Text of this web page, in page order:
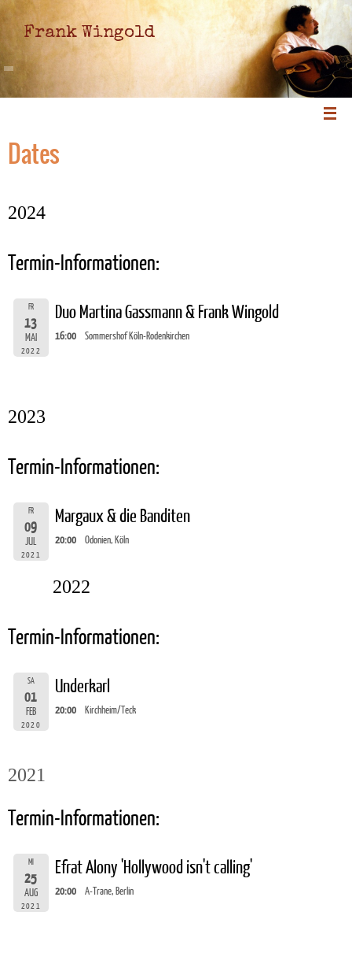
Frank Wingold
Dates
2024
Termin-Informationen:
FR
13
MAI
2022
Duo Martina Gassmann & Frank Wingold
16:00 Sommershof Köln-Rodenkirchen
2023
Termin-Informationen:
FR
09
JUL
2021
Margaux & die Banditen
20:00 Odonien, Köln
2022
Termin-Informationen:
SA
01
FEB
2020
Underkarl
20:00 Kirchheim/Teck
2021
Termin-Informationen:
MI
25
AUG
2021
Efrat Alony 'Hollywood isn't calling'
20:00 A-Trane, Berlin